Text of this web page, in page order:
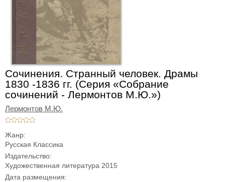
Сочинения. Странный человек. Драмы
1830 -1836 гг. (Серия «Собрание
сочинений - Лермонтов М.Ю.»)
Лермонтов М.Ю.
Жанр:
Русская Классика
Издательство:
Художественная литература 2015
Дата размещения: